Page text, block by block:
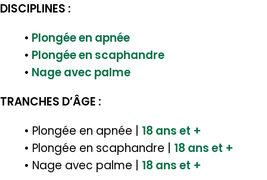
DISCIPLINES :
• Plongée en apnée
• Plongée en scaphandre
• Nage avec palme
TRANCHES D’ÂGE :
• Plongée en apnée | 18 ans et +
• Plongée en scaphandre | 18 ans et +
• Nage avec palme | 18 ans et +